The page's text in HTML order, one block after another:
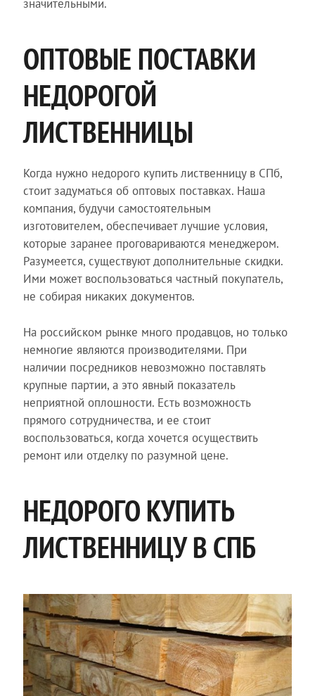
значительными.
ОПТОВЫЕ ПОСТАВКИ
НЕДОРОГОЙ
ЛИСТВЕННИЦЫ
Когда нужно недорого купить лиственницу в СПб,
стоит задуматься об оптовых поставках. Наша
компания, будучи самостоятельным
изготовителем, обеспечивает лучшие условия,
которые заранее проговариваются менеджером.
Разумеется, существуют дополнительные скидки.
Ими может воспользоваться частный покупатель,
не собирая никаких документов.
На российском рынке много продавцов, но только
немногие являются производителями. При
наличии посредников невозможно поставлять
крупные партии, а это явный показатель
неприятной оплошности. Есть возможность
прямого сотрудничества, и ее стоит
воспользоваться, когда хочется осуществить
ремонт или отделку по разумной цене.
НЕДОРОГО КУПИТЬ
ЛИСТВЕННИЦУ В СПБ